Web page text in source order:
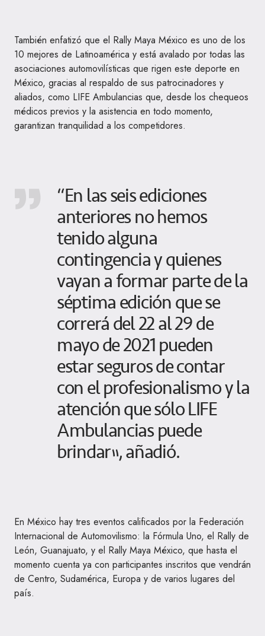
También enfatizó que el Rally Maya México es uno de los
10 mejores de Latinoamérica y está avalado por todas las
asociaciones automovilísticas que rigen este deporte en
México, gracias al respaldo de sus patrocinadores y
aliados, como LIFE Ambulancias que, desde los chequeos
médicos previos y la asistencia en todo momento,
garantizan tranquilidad a los competidores.
“En las seis ediciones
anteriores no hemos
tenido alguna
contingencia y quienes
vayan a formar parte de la
séptima edición que se
correrá del 22 al 29 de
mayo de 2021 pueden
estar seguros de contar
con el profesionalismo y la
atención que sólo LIFE
Ambulancias puede
brindar”, añadió.
En México hay tres eventos calificados por la Federación
Internacional de Automovilismo: la Fórmula Uno, el Rally de
León, Guanajuato, y el Rally Maya México, que hasta el
momento cuenta ya con participantes inscritos que vendrán
de Centro, Sudamérica, Europa y de varios lugares del
país.